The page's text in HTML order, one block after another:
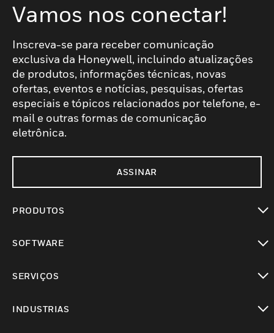
Vamos nos conectar!
Inscreva-se para receber comunicação
exclusiva da Honeywell, incluindo atualizações
de produtos, informações técnicas, novas
ofertas, eventos e notícias, pesquisas, ofertas
especiais e tópicos relacionados por telefone, e-
mail e outras formas de comunicação
eletrônica.
ASSINAR
PRODUTOS
SOFTWARE
SERVIÇOS
INDUSTRIAS